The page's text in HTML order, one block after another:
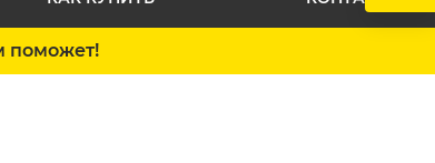
поможет!